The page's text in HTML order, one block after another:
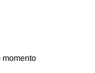
momento